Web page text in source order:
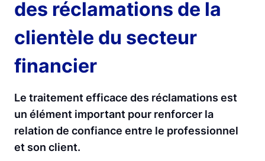
des réclamations de la
clientèle du secteur
financier
Le traitement efficace des réclamations est
un élément important pour renforcer la
relation de confiance entre le professionnel
et son client.